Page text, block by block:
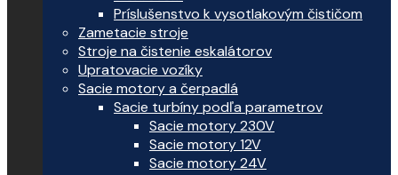
Príslušenstvo k vysotlakovým čističom
Zametacie stroje
Stroje na čistenie eskalátorov
Upratovacie vozíky
Sacie motory a čerpadlá
Sacie turbíny podľa parametrov
Sacie motory 230V
Sacie motory 12V
Sacie motory 24V